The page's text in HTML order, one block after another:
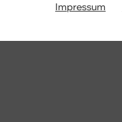
Impressum